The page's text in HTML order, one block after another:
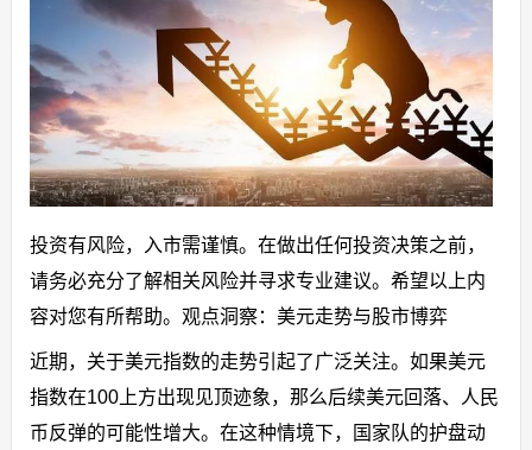
投资有风险，入市需谨慎。在做出任何投资决策之前，
请务必充分了解相关风险并寻求专业建议。希望以上内
容对您有所帮助。观点洞察：美元走势与股市博弈
近期，关于美元指数的走势引起了广泛关注。如果美元
指数在100上方出现见顶迹象，那么后续美元回落、人民
币反弹的可能性增大。在这种情境下，国家队的护盘动